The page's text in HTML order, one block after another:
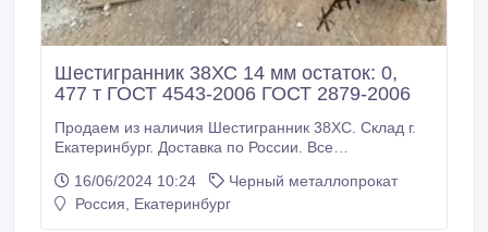
Шестигранник 38ХС 14 мм остаток: 0,
477 т ГОСТ 4543-2006 ГОСТ 2879-2006
Продаем из наличия Шестигранник 38ХС. Склад г.
Екатеринбург. Доставка по России. Все
* Шестигранник 38ХС 14 мм, остаток: 0, 477 т ГОСТ
4543-2006 ГОСТ 2879-2006, 185000 руб. с НДС *
16/06/2024 10:24
Черный металлопрокат
Россия, Екатеринбург